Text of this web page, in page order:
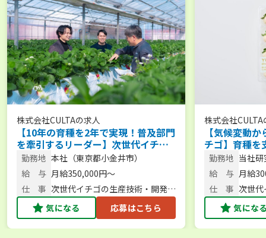
株式会社CULTAの求人
【10年の育種を2年で実現！普及部門
を牽引するリーダー】次世代イチゴ
の栽培手法を確立する研究員＜フレ
ックスタイム制／週休2日＞
勤務地 本社（東京都小金井市）
給 与 月給350,000円～
仕 事 次世代イチゴの生産技術・開発普
及研究員
気になる 応募はこちら
株式会社CULTA
【気候変動
チゴ】育種を
レックスタ
勤務地 当社
千葉
給 与 月給
仕 事 次世
気にな